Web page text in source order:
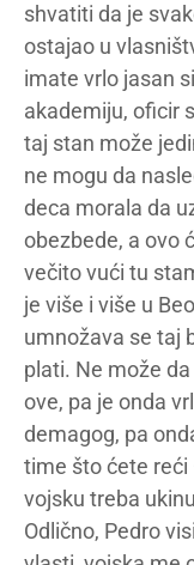
shvatiti da je
ostajao u
imate vrlo jasan
akademiju, oficir
taj stan može
ne mogu da
deca morala da
obezbede, a ovo
večito vući tu
je više i više u
umnožava se taj
plati. Ne može
ove, pa je onda
demagog, pa
time što ćete
vojsku treba
Odlično, Pedro